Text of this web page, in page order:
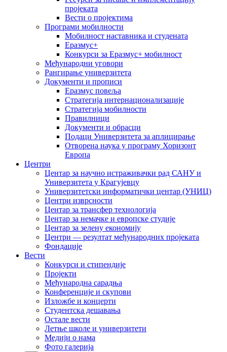
пројеката
Вести о пројектима
Програми мобилности
Мобилност наставника и студената
Еразмус+
Конкурси за Еразмус+ мобилност
Међународни уговори
Рангирање универзитета
Документи и прописи
Еразмус повеља
Стратегија интернационализације
Стратегија мобилности
Правилници
Документи и обрасци
Подаци Универзитета за аплицирање
Отворена наука у програму Хоризонт
Европа
Центри
Центар за научно истраживачки рад САНУ и
Универзитета у Крагујевцу
Универзитетски информатички центар (УНИЦ)
Центри изврсности
Центар за трансфер технологија
Центар за немачке и европске студије
Центар за зелену економију
Центри — резултат међународних пројеката
Фондације
Вести
Конкурси и стипендије
Пројекти
Међународна сарадња
Конференције и скупови
Изложбе и концерти
Студентска дешавања
Остале вести
Летње школе и универзитети
Медији о нама
Фото галерија